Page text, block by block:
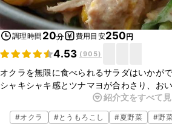
調理時間 20分 費用目安250円
4.53 (905)
オクラを無限に食べられるサラダはいかが
シャキシャキ感とツナマヨが合わさり、お
よ。マヨネーズに白すりごまとしょうゆを
かに仕上げました。ぜひ作ってみてください
紹介文をすべて
#オクラ #とうもろこし #夏野菜 #野